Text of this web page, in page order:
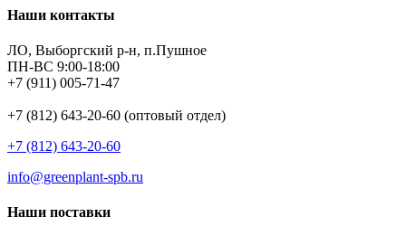
Наши контакты
ЛО, Выборгский р-н, п.Пушное
ПН-ВС 9:00-18:00
+7 (911) 005-71-47
+7 (812) 643-20-60 (оптовый отдел)
+7 (812) 643-20-60
info@greenplant-spb.ru
Наши поставки